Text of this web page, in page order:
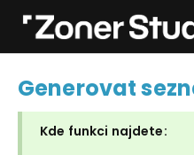
Uživatelský
Generovat
Kde funkci najdete: